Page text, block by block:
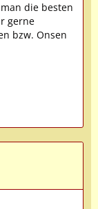
aber
schaut ihr
Mühe und
Ort
eine zweite
(z.B. von
aus).
die besten
gerne
bzw. Onsen